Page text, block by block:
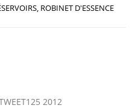
ROBINET D'ESSENCE
2012